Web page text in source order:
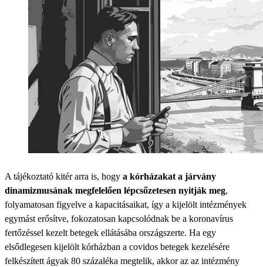
A tájékoztató kitér arra is, hogy a kórházakat a járvány
dinamizmusának megfelelően lépcsőzetesen nyitják meg,
folyamatosan figyelve a kapacitásaikat, így a kijelölt intézmények
egymást erősítve, fokozatosan kapcsolódnak be a koronavírus
fertőzéssel kezelt betegek ellátásába országszerte. Ha egy
elsődlegesen kijelölt kórházban a covidos betegek kezelésére
felkészített ágyak 80 százaléka megtelik, akkor az az intézmény